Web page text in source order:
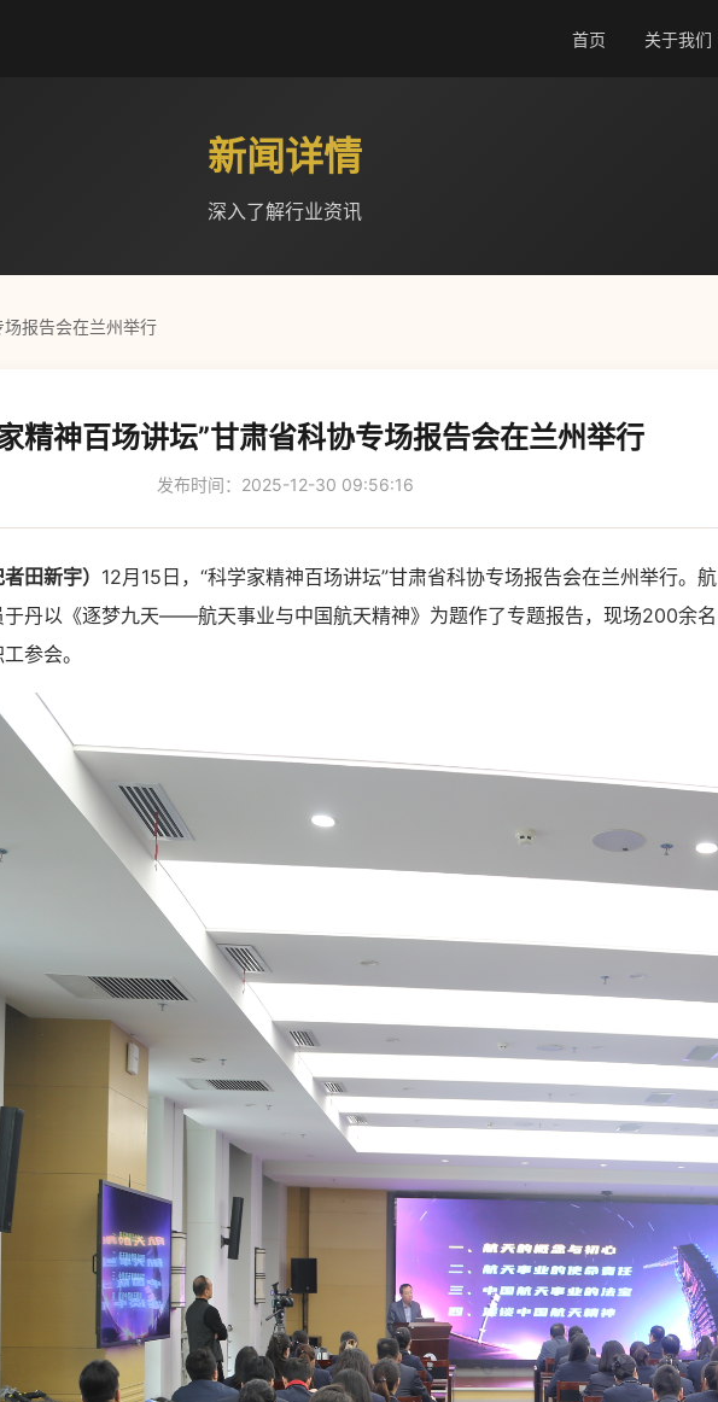
首页 关于我们
新闻详情
深入了解行业资讯
场报告会在兰州举行
精神百场讲坛”甘肃省科协专场报告会在兰州举行
发布时间：2025-12-30 09:56:16
田新宇） 12月15日，“科学家精神百场讲坛”甘肃省科协专场报告会在兰州举行。航
于丹以《逐梦九天——航天事业与中国航天精神》为题作了专题报告，现场200余名
参会。